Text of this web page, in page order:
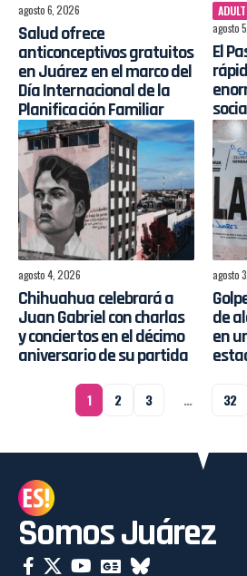
agosto 6, 2026
Salud ofrece
anticonceptivos gratuitos
en Juárez en el marco del
Día Internacional de la
Planificación Familiar
agosto
El
agosto 4, 2026
Chihuahua celebrará a
Juan Gabriel con charlas
y conciertos en el décimo
aniversario de su partida
agosto
de
en
1 2 3 … 32
Somos Juárez